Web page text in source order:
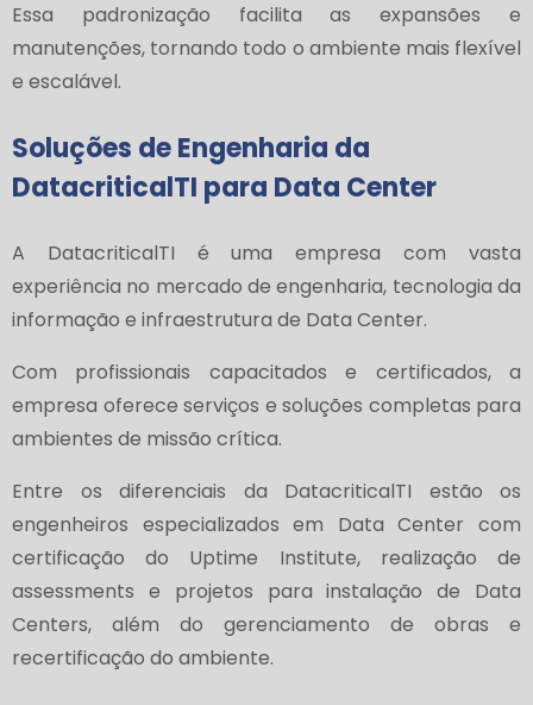
Essa padronização facilita as expansões e
manutenções, tornando todo o ambiente mais flexível
e escalável.
Soluções de Engenharia da
DatacriticalTI para Data Center
A DatacriticalTI é uma empresa com vasta
experiência no mercado de engenharia, tecnologia da
informação e infraestrutura de Data Center.
Com profissionais capacitados e certificados, a
empresa oferece serviços e soluções completas para
ambientes de missão crítica.
Entre os diferenciais da DatacriticalTI estão os
engenheiros especializados em Data Center com
certificação do Uptime Institute, realização de
assessments e projetos para instalação de Data
Centers, além do gerenciamento de obras e
recertificação do ambiente.